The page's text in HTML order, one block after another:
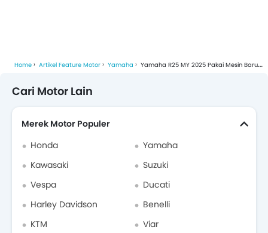
Home Artikel Feature Motor Yamaha Yamaha R25 MY 2025 Pakai Mesin Baru Dan Lebih Canggih, Ini Bedanya Dengan Versi Lama
Cari Motor Lain
Merek Motor Populer
Honda
Yamaha
Kawasaki
Suzuki
Vespa
Ducati
Harley Davidson
Benelli
KTM
Viar